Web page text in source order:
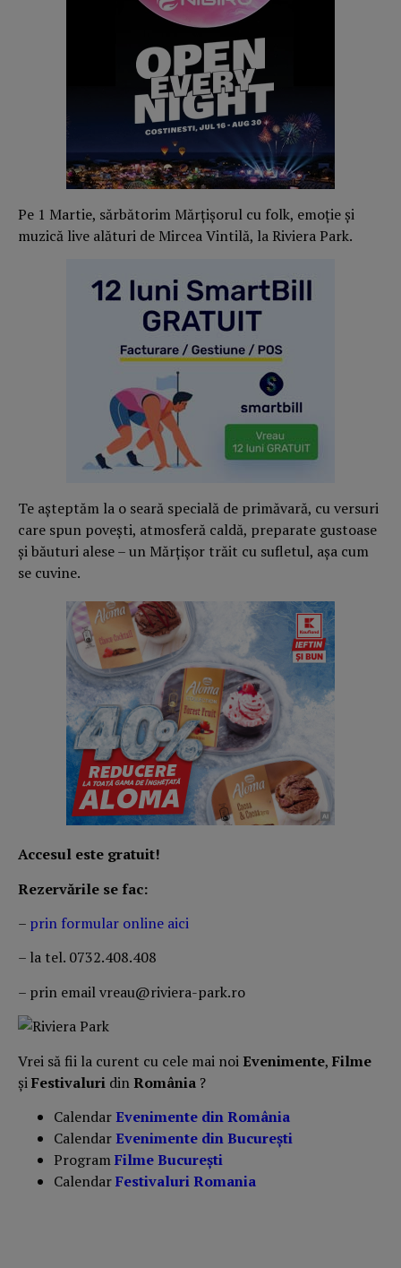
Pe 1 Martie, sărbătorim Mărțișorul cu folk, emoție și
muzică live alături de Mircea Vintilă, la Riviera Park.
Te așteptăm la o seară specială de primăvară, cu versuri
care spun povești, atmosferă caldă, preparate gustoase
și băuturi alese – un Mărțișor trăit cu sufletul, așa cum
se cuvine.
Accesul este gratuit!
Rezervările se fac:
– prin formular online aici
– la tel. 0732.408.408
– prin email vreau@riviera-park.ro
Vrei să fii la curent cu cele mai noiEvenimente, Filme
șiFestivaluri dinRomânia ?
CalendarEvenimente din România
CalendarEvenimente din București
ProgramFilme București
CalendarFestivaluri Romania